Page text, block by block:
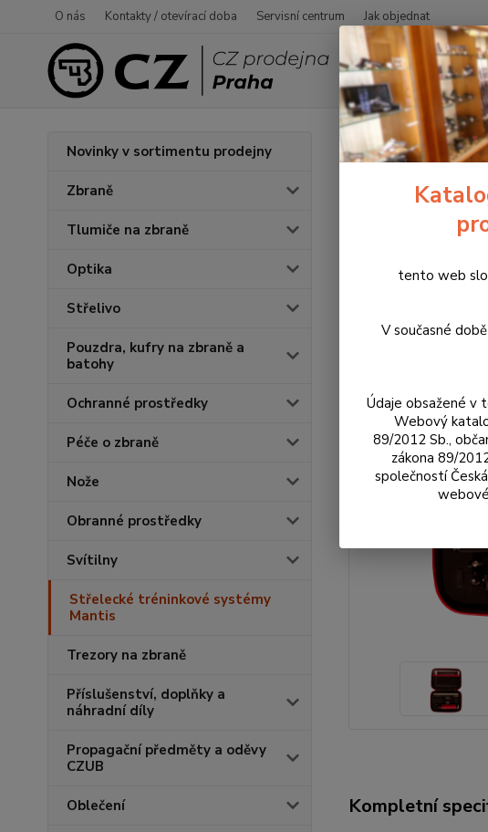
O nás Kontakty / otevírací doba Servisní centrum Jak objednat
Novinky v sortimentu prodejny
Zbraně
Tlumiče na zbraně
Optika
Střelivo
Pouzdra, kufry na zbraně a
batohy
Ochranné prostředky
Péče o zbraně
Nože
Obranné prostředky
Svítilny
Střelecké tréninkové systémy
Mantis
Trezory na zbraně
Příslušenství, doplňky a
náhradní díly
Propagační předměty a oděvy
CZUB
Oblečení
Úvod Střelecké
Kompletní
tento web
V současné
Údaje obsažené v
Webový
89/2012 Sb.,
zákona 89/
společností